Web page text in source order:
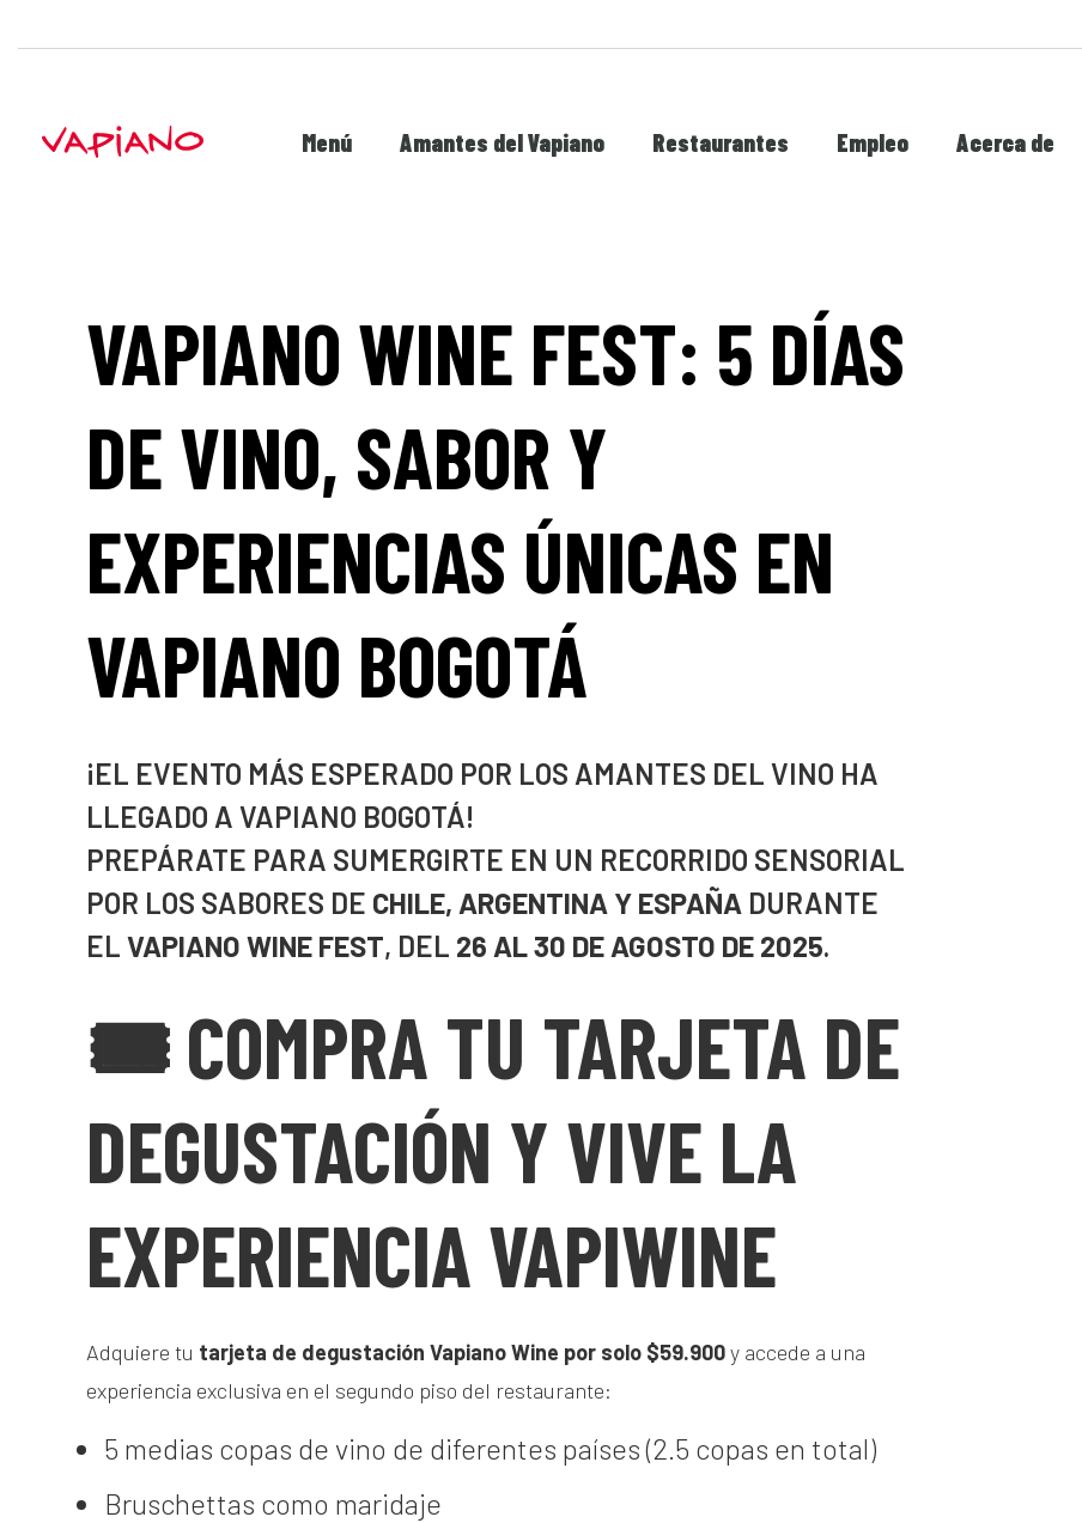
Menú Amantes del Vapiano Restaurantes Empleo Acerca de
VAPIANO WINE FEST: 5 DÍAS
DE VINO, SABOR Y
EXPERIENCIAS ÚNICAS EN
VAPIANO BOGOTÁ
¡EL EVENTO MÁS ESPERADO POR LOS AMANTES DEL VINO HA
LLEGADO A VAPIANO BOGOTÁ!
PREPÁRATE PARA SUMERGIRTE EN UN RECORRIDO SENSORIAL
POR LOS SABORES DE CHILE, ARGENTINA Y ESPAÑA DURANTE
EL VAPIANO WINE FEST, DEL 26 AL 30 DE AGOSTO DE 2025.
🎟️ COMPRA TU TARJETA DE
DEGUSTACIÓN Y VIVE LA
EXPERIENCIA VAPIWINE
Adquiere tu tarjeta de degustación Vapiano Wine por solo $59.900y accede a una
experiencia exclusiva en el segundo piso del restaurante:
5 medias copas de vino de diferentes países (2.5 copas en total)
Bruschettas como maridaje